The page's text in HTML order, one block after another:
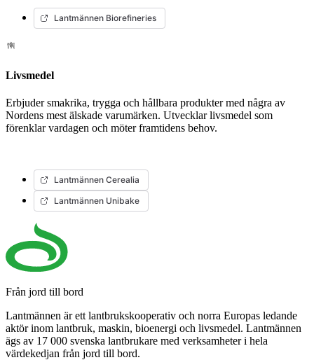
Lantmännen Biorefineries
Livsmedel
Erbjuder smakrika, trygga och hållbara produkter med några av
Nordens mest älskade varumärken. Utvecklar livsmedel som
förenklar vardagen och möter framtidens behov.
Lantmännen Cerealia
Lantmännen Unibake
Från jord till bord
Lantmännen är ett lantbrukskooperativ och norra Europas ledande
aktör inom lantbruk, maskin, bioenergi och livsmedel. Lantmännen
ägs av 17 000 svenska lantbrukare med verksamheter i hela
värdekedjan från jord till bord.